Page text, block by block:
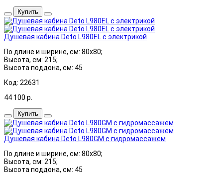
Купить
Душевая кабина Deto L980EL с электрикой
По длине и ширине, см: 80x80;
Высота, см: 215;
Высота поддона, см: 45
Код: 22631
44 100 р.
Купить
Душевая кабина Deto L980GM с гидромассажем
По длине и ширине, см: 80x80;
Высота, см: 215;
Высота поддона, см: 45